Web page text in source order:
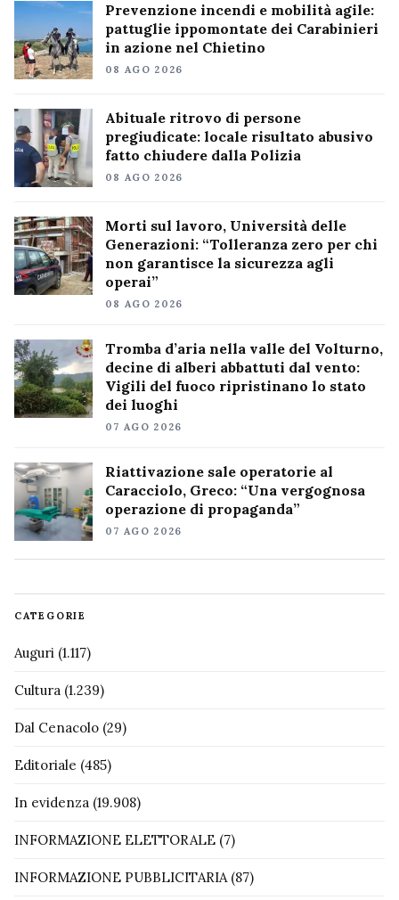
Prevenzione incendi e mobilità agile:
pattuglie ippomontate dei Carabinieri
in azione nel Chietino
08 AGO 2026
Abituale ritrovo di persone
pregiudicate: locale risultato abusivo
fatto chiudere dalla Polizia
08 AGO 2026
Morti sul lavoro, Università delle
Generazioni: “Tolleranza zero per chi
non garantisce la sicurezza agli
operai”
08 AGO 2026
Tromba d’aria nella valle del Volturno,
decine di alberi abbattuti dal vento:
Vigili del fuoco ripristinano lo stato
dei luoghi
07 AGO 2026
Riattivazione sale operatorie al
Caracciolo, Greco: “Una vergognosa
operazione di propaganda”
07 AGO 2026
CATEGORIE
Auguri (1.117)
Cultura (1.239)
Dal Cenacolo (29)
Editoriale (485)
In evidenza (19.908)
INFORMAZIONE ELETTORALE (7)
INFORMAZIONE PUBBLICITARIA(87)